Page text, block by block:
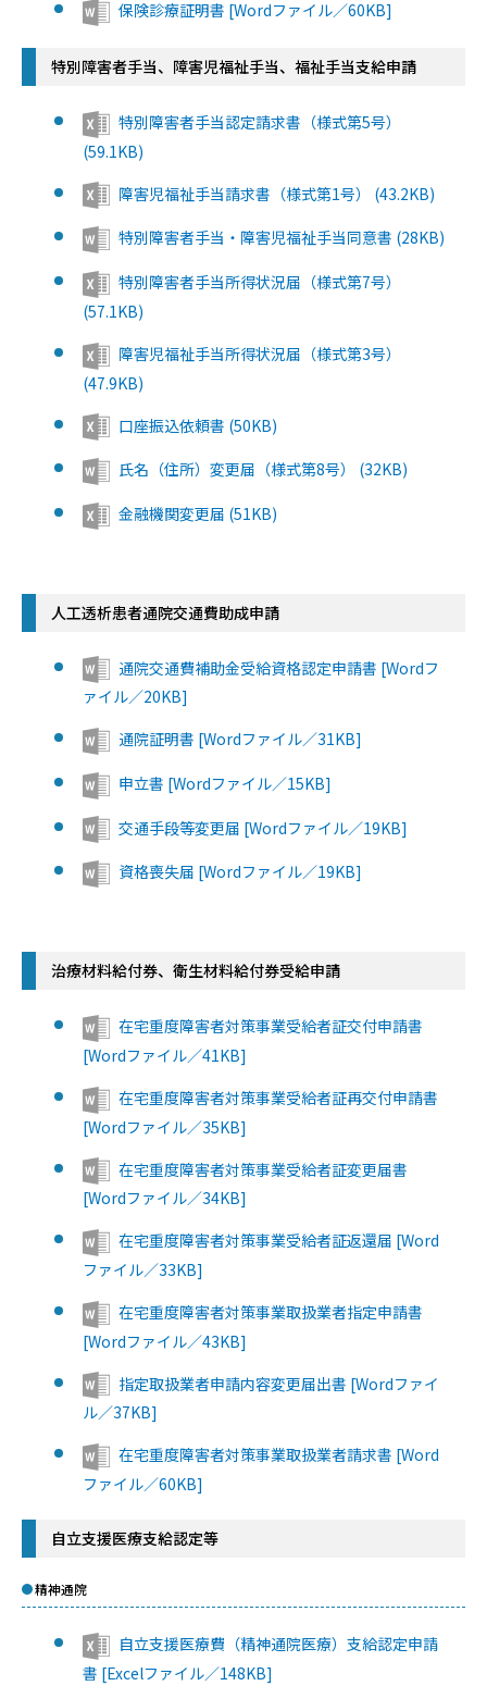
保険診療証明書 [Wordファイル／60KB]
特別障害者手当、障害児福祉手当、福祉手当支給申請
特別障害者手当認定請求書（様式第5号）
(59.1KB)
障害児福祉手当請求書（様式第1号） (43.2KB)
特別障害者手当・障害児福祉手当同意書 (28KB)
特別障害者手当所得状況届（様式第7号）
(57.1KB)
障害児福祉手当所得状況届（様式第3号）
(47.9KB)
口座振込依頼書 (50KB)
氏名（住所）変更届（様式第8号） (32KB)
金融機関変更届 (51KB)
人工透析患者通院交通費助成申請
通院交通費補助金受給資格認定申請書 [Wordフ
ァイル／20KB]
通院証明書 [Wordファイル／31KB]
申立書 [Wordファイル／15KB]
交通手段等変更届 [Wordファイル／19KB]
資格喪失届 [Wordファイル／19KB]
治療材料給付券、衛生材料給付券受給申請
在宅重度障害者対策事業受給者証交付申請書
[Wordファイル／41KB]
在宅重度障害者対策事業受給者証再交付申請書
[Wordファイル／35KB]
在宅重度障害者対策事業受給者証変更届書
[Wordファイル／34KB]
在宅重度障害者対策事業受給者証返還届 [Word
ファイル／33KB]
在宅重度障害者対策事業取扱業者指定申請書
[Wordファイル／43KB]
指定取扱業者申請内容変更届出書 [Wordファイ
ル／37KB]
在宅重度障害者対策事業取扱業者請求書 [Word
ファイル／60KB]
自立支援医療支給認定等
精神通院
自立支援医療費（精神通院医療）支給認定申請
書 [Excelファイル／148KB]